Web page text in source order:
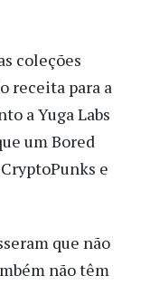
coleções
receita para a
a Yuga Labs
um Bored
e
que não
não têm